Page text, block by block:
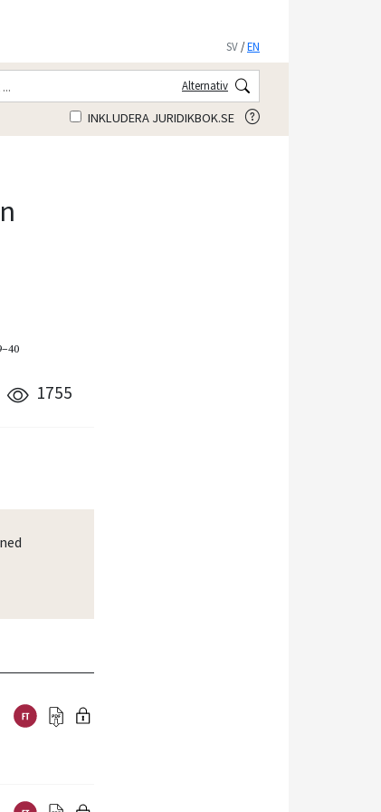
SV /EN
Alternativ
INKLUDERA JURIDIKBOK.SE
1755